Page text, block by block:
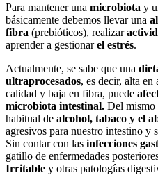
Para mantener una microbiota y
básicamente debemos llevar una
fibra (prebióticos), realizar
aprender a gestionarel estrés.
Actualmente, se sabe que una
ultraprocesados, es decir, alta en
calidad y baja en fibra, puede
microbiota intestinal. Del mismo
habitual de alcohol, tabaco y el
agresivos para nuestro intestino y
Sin contar con las infecciones
gatillo de enfermedades
Irritable y otras patologías